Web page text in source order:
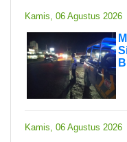
Kamis, 06 Agustus 2026
Kamis, 06 Agustus 2026